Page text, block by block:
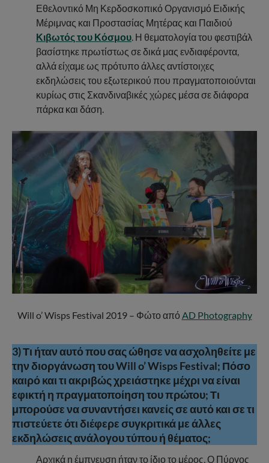
Εθελοντικό Μη Κερδοσκοπικό Οργανισμό Ειδικής
Μέριμνας και Προστασίας Μητέρας και Παιδιού
Κιβωτός του Κόσμου . Η θεματολογία του φεστιβάλ
βασίστηκε πρωτίστως σε δικά μας ενδιαφέροντα,
αλλά είχαμε ως πρότυπο άλλες αντίστοιχες
εκδηλώσεις του εξωτερικού που πραγματοποιούνται
κυρίως στις Σκανδιναβικές χώρες μέσα σε διάφορα
πάρκα και δάση.
Will o’ Wisps Festival 2019 – Φώτο από AD Photography
3) Τι ήταν αυτό που σας ώθησε να ασχοληθείτε με
την διοργάνωση του Will o’ Wisps Festival; Πόσο
καιρό και τι ακριβώς χρειάστηκε μέχρι να είναι
εφικτή η πραγματοποίηση του πρώτου; Τι
μπορούσε να συναντήσει κανείς σε αυτό και σε τι
πιστεύετε ότι διέφερε συγκριτικά με άλλες
εκδηλώσεις ανάλογου τύπου ή θέματος;
Αρχικά η έμπνευση ήταν το ίδιο το μέρος, Ο Πύργος